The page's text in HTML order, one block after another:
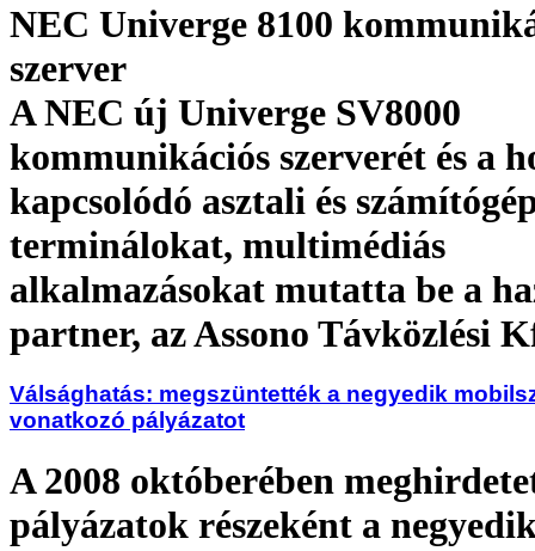
NEC Univerge 8100
szerver
A NEC új Univerge SV8000
kommunikációs szerverét és a
kapcsolódó asztali és
terminálokat, multimédiás
alkalmazásokat mutatta be a
partner, az Assono Távközlési
Válsághatás: megszüntették a negyedik
vonatkozó pályázatot
A 2008 októberében
pályázatok részeként a